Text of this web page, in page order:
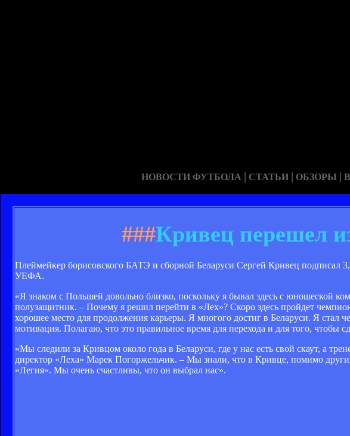
НОВОСТИ ФУТБОЛА | СТАТЬИ | ОБЗОРЫ |
###Кривец перешел
Плеймейкер борисовского БАТЭ и сборной Беларуси Сергей Кривец подписал
УЕФА.
«Я знаком с Польшей довольно близко, поскольку я бывал здесь с юношеской
полузащитник. – Почему я решил перейти в «Лех»? Скоро здесь пройдет
хорошее место для продолжения карьеры. Я многого достиг в Беларуси. Я
мотивация. Полагаю, что это правильное время для перехода и для того, чтобы
«Мы следили за Кривцом около года в Беларуси, где у нас есть свой скаут, а
директор «Леха» Марек Погоржельчик. – Мы знали, что в Кривце, помимо
«Легия». Мы очень счастливы, что он выбрал нас».